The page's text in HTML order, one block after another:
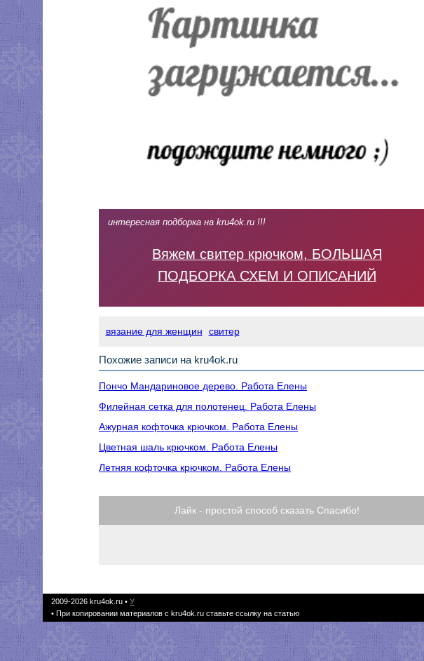
интересная подборка на kru4ok.ru !!!
Вяжем свитер крючком, БОЛЬШАЯ
ПОДБОРКА СХЕМ И ОПИСАНИЙ
вязание для женщин свитер
Похожие записи на kru4ok.ru
Пончо Мандариновое дерево. Работа Елены
Филейная сетка для полотенец. Работа Елены
Ажурная кофточка крючком. Работа Елены
Цветная шаль крючком. Работа Елены
Летняя кофточка крючком. Работа Елены
Лайк - простой способ сказать Спасибо!
2009-2026 kru4ok.ru • У
• При копировании материалов с kru4ok.ru ставьте ссылку на статью